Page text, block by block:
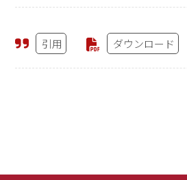
引用 ダウンロード